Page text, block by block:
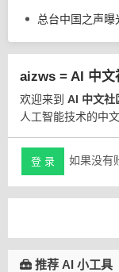
aizws = AI 中文
欢迎来到 AI 中文社
人工智能技术的中
登 录 如果没有
推荐 AI 小工具